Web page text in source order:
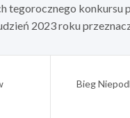
tegorocznego konkursu
2023 roku
Bieg